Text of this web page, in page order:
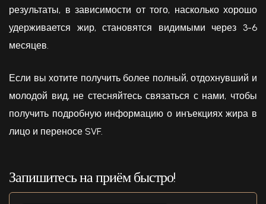
Запишитесь на приём быстро!
результаты, в зависимости от того, насколько хорошо
удерживается жир, становятся видимыми через 3-6
месяцев.
Если вы хотите получить более полный, отдохнувший и
молодой вид, не стесняйтесь связаться с нами, чтобы
получить подробную информацию о инъекциях жира в
лицо и переносе SVF.